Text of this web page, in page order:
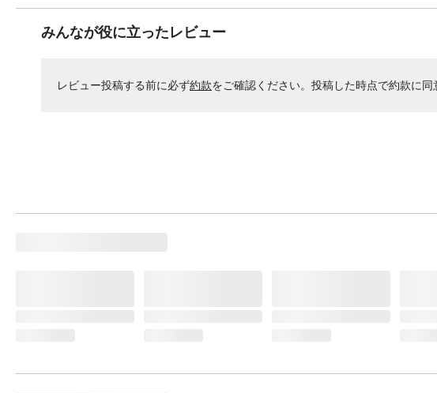
みんなが役に立ったレビュー
レビュー投稿する前に必ず約款をご確認ください。投稿した時点で約款に同